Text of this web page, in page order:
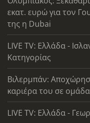
εκατ. ευρώ για τον
της η Dubai
LIVE TV: Ελλάδα -
Κατηγορίας
Βιλερμπάν:
καριέρα του σε
LIVE TV: Ελλάδα -